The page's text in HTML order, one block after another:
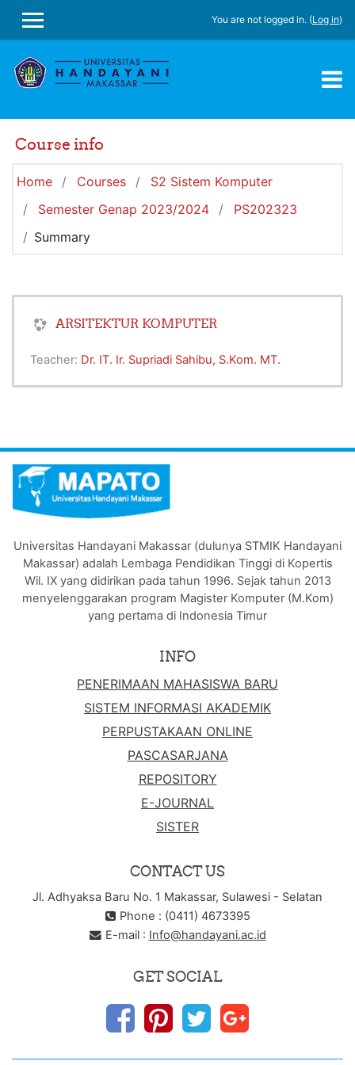
SIDE PANEL
You are not logged in. (Log in)
Course info
Home Courses
S2 Sistem Komputer
Semester Genap 2023/2024
PS202323
Summary
ARSITEKTUR KOMPUTER
Teacher: Dr. IT. Ir. Supriadi Sahibu, S.Kom. MT.
Universitas Handayani Makassar (dulunya STMIK Handayani
Makassar) adalah Lembaga Pendidikan Tinggi di Kopertis
Wil. IX yang didirikan pada tahun 1996. Sejak tahun 2013
menyelenggarakan program Magister Komputer (M.Kom)
yang pertama di Indonesia Timur
INFO
PENERIMAAN MAHASISWA BARU
SISTEM INFORMASI AKADEMIK
PERPUSTAKAAN ONLINE
PASCASARJANA
REPOSITORY
E-JOURNAL
SISTER
CONTACT US
Jl. Adhyaksa Baru No. 1 Makassar, Sulawesi - Selatan
Phone : (0411) 4673395
E-mail : Info@handayani.ac.id
GET SOCIAL